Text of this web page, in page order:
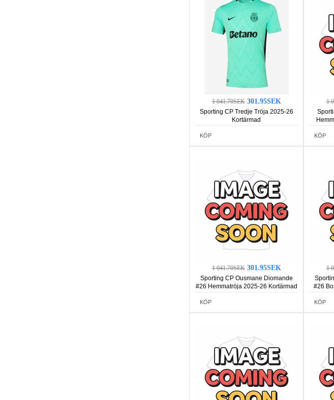
1 041.70SEK 301.95SEK
Sporting CP Tredje Tröja 2025-26
Kortärmad
KÖP
1
KÖP
1 041.70SEK 301.95SEK
Sporting CP Ousmane Diomande
#26 Hemmatröja 2025-26 Kortärmad
KÖP
1
#26
KÖP